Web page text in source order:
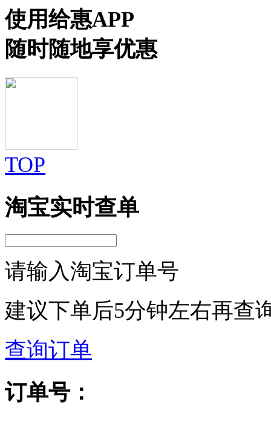
使用给惠APP
随时随地享优惠
TOP
淘宝实时查单
请输入淘宝订单号
建议下单后5分钟左右再查
查询订单
订单号：